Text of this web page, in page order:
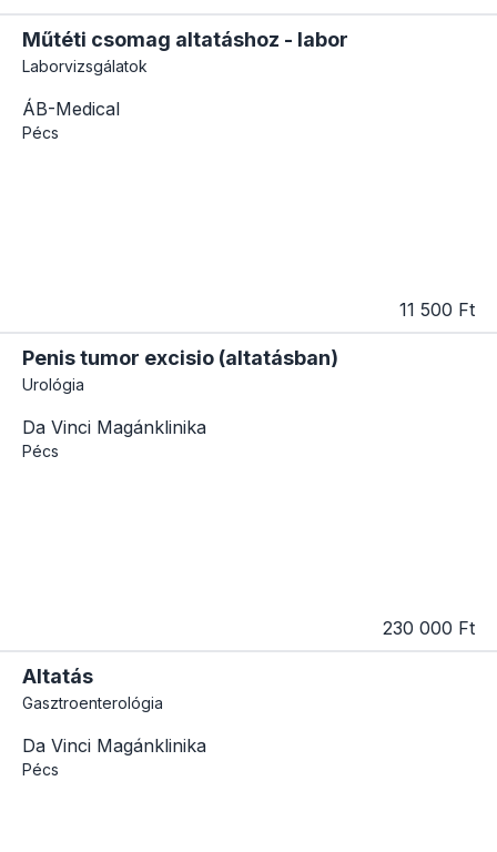
Műtéti csomag altatáshoz - labor
Laborvizsgálatok
ÁB-Medical
Pécs
11 500 Ft
Penis tumor excisio (altatásban)
Urológia
Da Vinci Magánklinika
Pécs
230 000 Ft
Altatás
Gasztroenterológia
Da Vinci Magánklinika
Pécs